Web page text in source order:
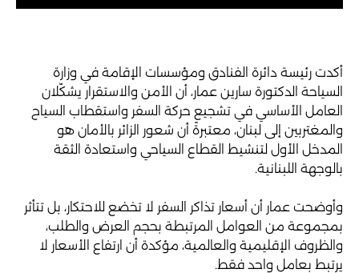
أكدت رئيسة دائرة الفنادق ومؤسسات الإقامة في وزارة
السياحة الدكتورة سارين عمار، أن الأمن والاستقرار يشكّلان
العامل الأساسي في تشجيع حركة السفر واستقطاب السياح
والمغتربين إلى لبنان، معتبرةً أن شعور الزائر بالأمان هو
المدخل الأول لتنشيط القطاع السياحي واستعادة الثقة
بالوجهة اللبنانية.
وأوضحت عمار أن أسعار تذاكر السفر لا تخضع للاحتكار، بل تتأثر
بمجموعة من العوامل المرتبطة بحجم العرض والطلب،
والظروف الإقليمية والعالمية، مؤكدة أن ارتفاع الأسعار لا
يرتبط بعامل واحد فقط.